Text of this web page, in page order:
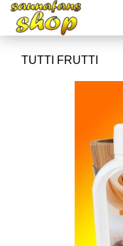
TUTTI FRUTTI